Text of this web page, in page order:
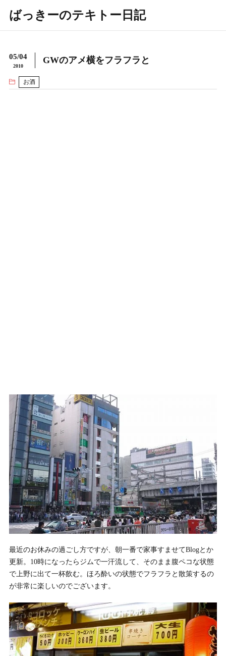
ばっきーのテキトー日記
05/04
2010
GWのアメ横をフラフラと
お酒
最近のお休みの過ごし方ですが、朝一番で家事すませてBlogとか
更新。10時になったらジムで一汗流して、そのまま腹ペコな状態
で上野に出て一杯飲む。ほろ酔いの状態でフラフラと散策するの
が非常に楽しいのでございます。